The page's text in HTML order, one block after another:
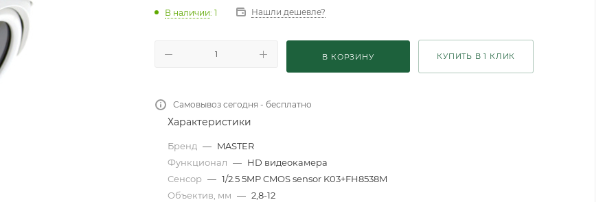
В наличии: 1 Нашли дешевле?
В КОРЗИНУ КУПИТЬ В 1 КЛИК
Самовывоз сегодня - бесплатно
Характеристики
Бренд — MASTER
Функционал — HD видеокамера
Сенсор — 1∕2.5 5MP CMOS sensor K03+FH8538M
Объектив, мм — 2,8-12